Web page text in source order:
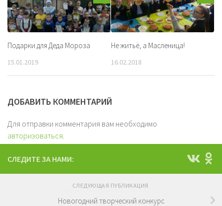
Подарки для Деда Мороза
15.01.2019
Не житьё, а Масленица!
16.02.2018
ДОБАВИТЬ КОММЕНТАРИЙ
Для отправки комментария вам необходимо
авторизоваться.
СЛЕДИТЕ ЗА НАМИ:
СЛЕДУЮЩАЯ ПУБЛИКАЦИЯ
Новогодний творческий конкурс